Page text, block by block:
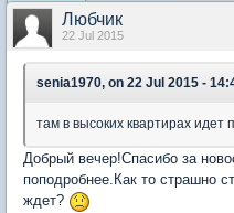
Любчик
22 Jul 2015
senia1970, on 22 Jul 2015 -
там в высоких квартирах идет
Добрый вечер!Спасибо за
поподробнее.Как то страшно
ждет?